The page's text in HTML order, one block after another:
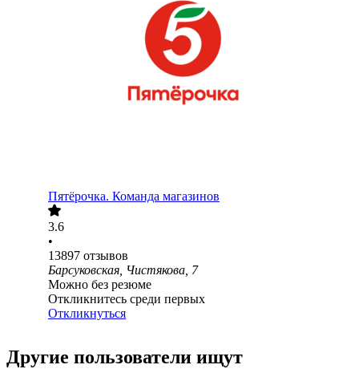
Пятёрочка. Команда магазинов
3.6
•
13897 отзывов
Барсуковская, Чистякова, 7
Можно без резюме
Откликнитесь среди первых
Откликнуться
Другие пользователи ищут